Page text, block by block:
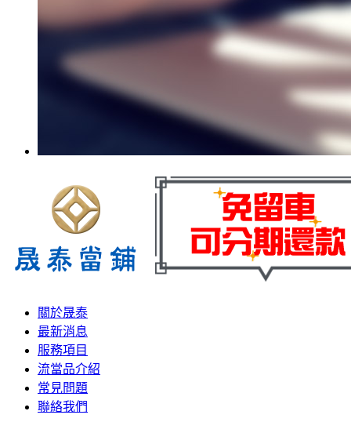
關於晟泰
最新消息
服務項目
流當品介紹
常見問題
聯絡我們